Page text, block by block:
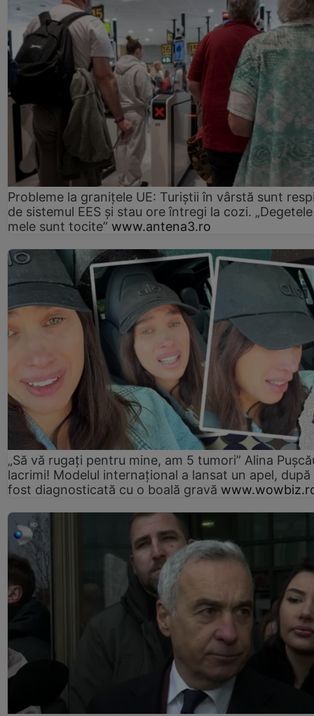
Probleme la granițele UE: Turiștii în vârstă sunt
de sistemul EES și stau ore întregi la cozi. „Degetele
mele sunt tocite” www.antena3.ro
„Să vă rugați pentru mine, am 5 tumori” Alina
lacrimi! Modelul internațional a lansat un apel, după
fost diagnosticată cu o boală gravă